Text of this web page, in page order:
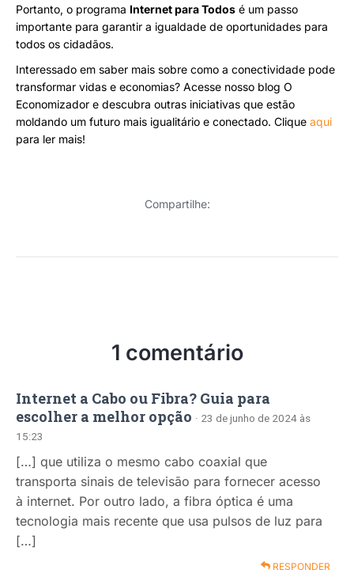
Portanto, o programa Internet para Todos é um passo
importante para garantir a igualdade de oportunidades para
todos os cidadãos.
Interessado em saber mais sobre como a conectividade pode
transformar vidas e economias? Acesse nosso blog O
Economizador e descubra outras iniciativas que estão
moldando um futuro mais igualitário e conectado. Clique aqui
para ler mais!
Compartilhe:
1 comentário
Internet a Cabo ou Fibra? Guia para
escolher a melhor opção · 23 de junho de 2024 às
15:23
[…] que utiliza o mesmo cabo coaxial que
transporta sinais de televisão para fornecer acesso
à internet. Por outro lado, a fibra óptica é uma
tecnologia mais recente que usa pulsos de luz para
[…]
RESPONDER